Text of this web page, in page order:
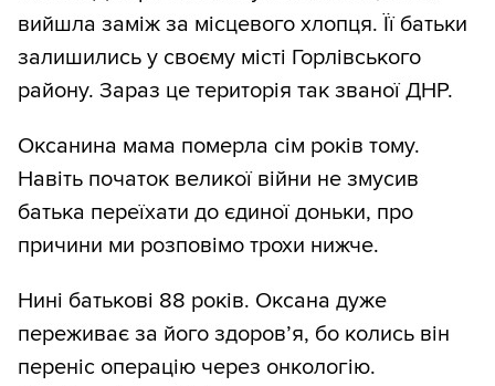
вийшла заміж за місцевого хлопця. Її батьки
залишились у своєму місті Горлівського
району. Зараз це територія так званої ДНР.
Оксанина мама померла сім років тому.
Навіть початок великої війни не змусив
батька переїхати до єдиної доньки, про
причини ми розповімо трохи нижче.
Нині батькові 88 років. Оксана дуже
переживає за його здоров’я, бо колись він
переніс операцію через онкологію.